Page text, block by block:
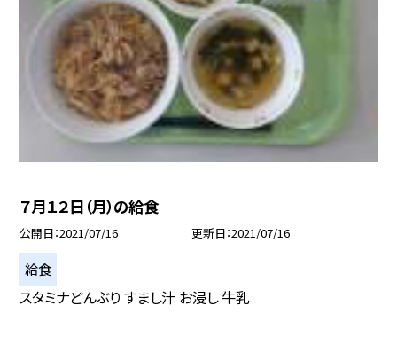
７月１２日（月）の給食
公開日 2021/07/16 更新日 2021/07/16
給食
スタミナどんぶり すまし汁 お浸し 牛乳